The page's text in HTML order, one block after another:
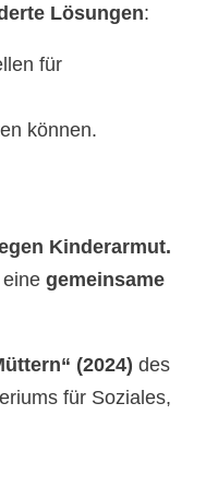
Lösungen:
für
können.
Kinderarmut.
gemeinsame
(2024) des
für Soziales,